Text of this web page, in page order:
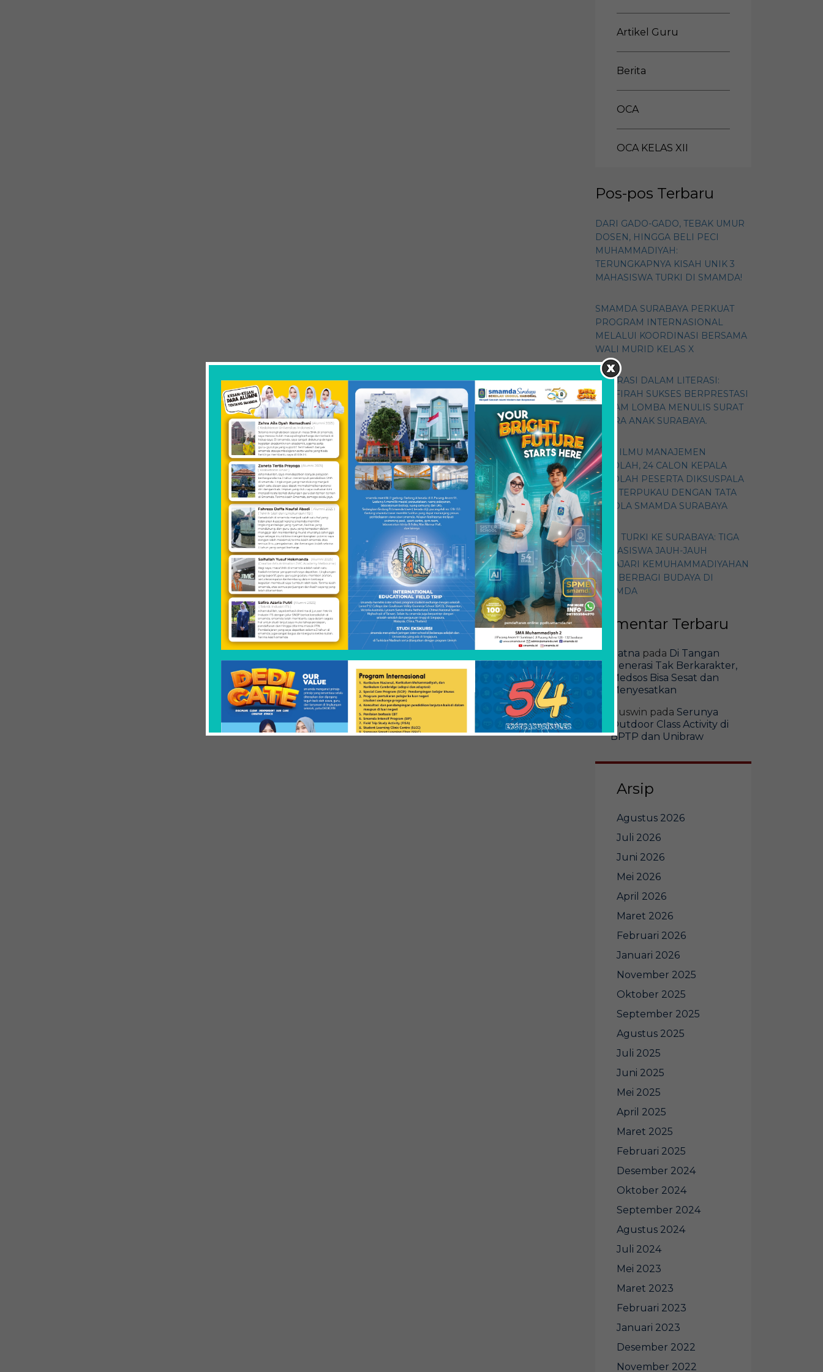
Artikel Guru
Berita
OCA
OCA KELAS XII
Pos-pos Terbaru
DARI GADO-GADO, TEBAK UMUR
DOSEN, HINGGA BELI PECI
MUHAMMADIYAH:
TERUNGKAPNYA KISAH UNIK 3
MAHASISWA TURKI DI SMAMDA!
SMAMDA SURABAYA PERKUAT
PROGRAM INTERNASIONAL
MELALUI KOORDINASI BERSAMA
WALI MURID KELAS X
ASPIRASI DALAM LITERASI:
ZHAFIRAH SUKSES BERPRESTASI
DALAM LOMBA MENULIS SURAT
SUARA ANAK SURABAYA.
GALI ILMU MANAJEMEN
SEKOLAH, 24 CALON KEPALA
SEKOLAH PESERTA DIKSUSPALA
2026 TERPUKAU DENGAN TATA
KELOLA SMAMDA SURABAYA
DARI TURKI KE SURABAYA: TIGA
MAHASISWA JAUH-JAUH
PELAJARI KEMUHAMMADIYAHAN
DAN BERBAGI BUDAYA DI
SMAMDA
Komentar Terbaru
Ratna pada Di Tangan
Generasi Tak Berkarakter,
Medsos Bisa Sesat dan
Menyesatkan
Guswin pada Serunya
Outdoor Class Activity di
BPTP dan Unibraw
Arsip
Agustus 2026
Juli 2026
Juni 2026
Mei 2026
April 2026
Maret 2026
Februari 2026
Januari 2026
November 2025
Oktober 2025
September 2025
Agustus 2025
Juli 2025
Juni 2025
Mei 2025
April 2025
Maret 2025
Februari 2025
Desember 2024
Oktober 2024
September 2024
Agustus 2024
Juli 2024
Mei 2023
Maret 2023
Februari 2023
Januari 2023
Desember 2022
November 2022